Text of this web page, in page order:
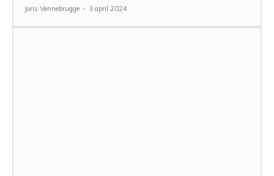
Joris Vennebrugge - 3 april 2024